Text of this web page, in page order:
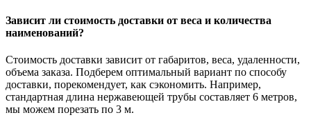
Зависит ли стоимость доставки от веса и количества
наименований?
Стоимость доставки зависит от габаритов, веса, удаленности,
объема заказа. Подберем оптимальный вариант по способу
доставки, порекомендует, как сэкономить. Например,
стандартная длина нержавеющей трубы составляет 6 метров,
мы можем порезать по 3 м.